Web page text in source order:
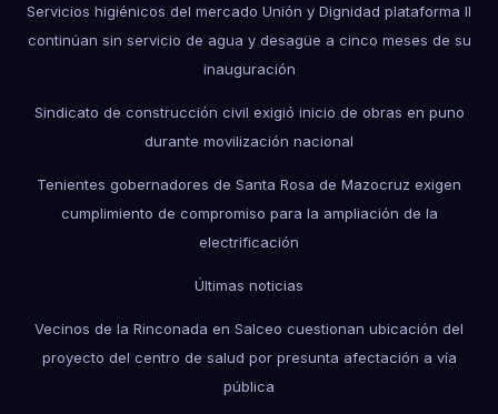
Servicios higiénicos del mercado Unión y Dignidad plataforma II
continúan sin servicio de agua y desagüe a cinco meses de su
inauguración
Sindicato de construcción civil exigió inicio de obras en puno
durante movilización nacional
Tenientes gobernadores de Santa Rosa de Mazocruz exigen
cumplimiento de compromiso para la ampliación de la
electrificación
Últimas noticias
Vecinos de la Rinconada en Salceo cuestionan ubicación del
proyecto del centro de salud por presunta afectación a vía
pública